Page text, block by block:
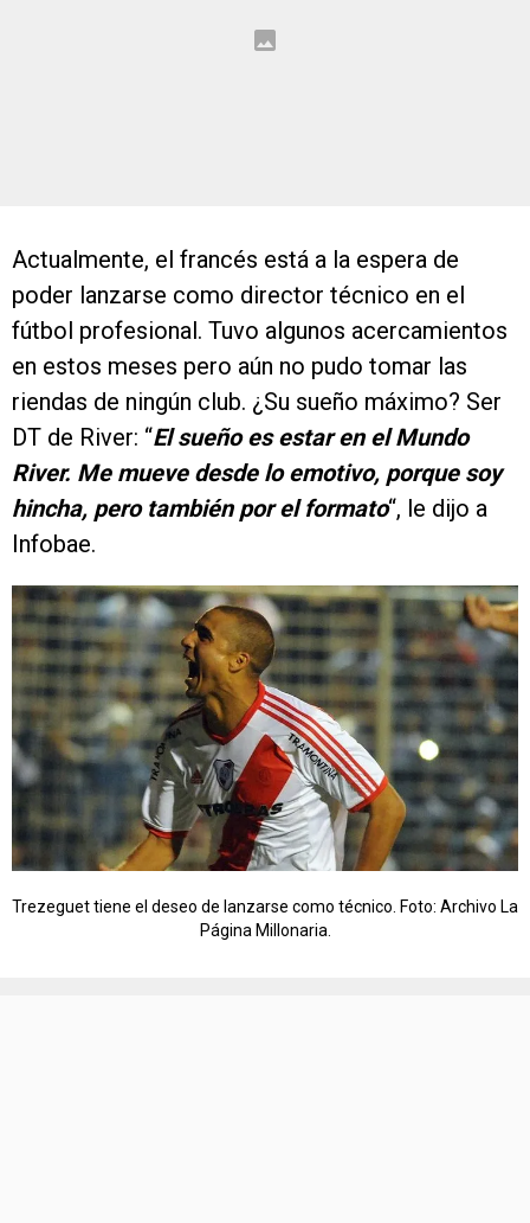
Actualmente, el francés está a la espera de
poder lanzarse como director técnico en el
fútbol profesional. Tuvo algunos acercamientos
en estos meses pero aún no pudo tomar las
riendas de ningún club. ¿Su sueño máximo? Ser
DT de River: “El sueño es estar en el Mundo
River. Me mueve desde lo emotivo, porque soy
hincha, pero también por el formato“, le dijo a
Infobae.
Trezeguet tiene el deseo de lanzarse como técnico. Foto: Archivo La
Página Millonaria.